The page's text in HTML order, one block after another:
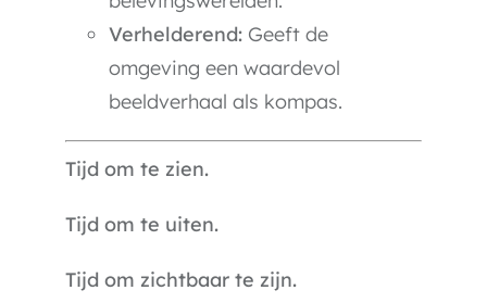
Verhelderend: Geeft de
omgeving een waardevol
beeldverhaal als kompas.
Tijd om te zien.
Tijd om te uiten.
Tijd om zichtbaar te zijn.